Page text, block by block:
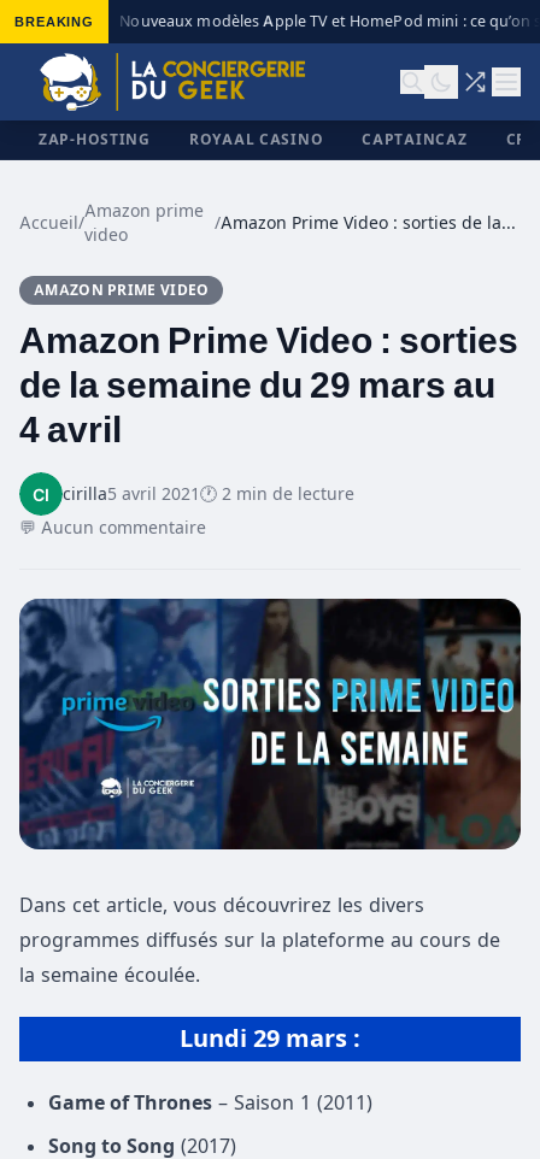
BREAKING Nouveaux modèles Apple TV et HomePod mini : ce qu’on
ZAP-HOSTING ROYAAL CASINO CAPTAINCAZ
Accueil/
Amazon prime
video
/ Amazon Prime Video : sorties de la semaine du 29 mars au 4 avril
AMAZON PRIME VIDEO
Amazon Prime Video : sorties
de la semaine du 29 mars au
4 avril
cirilla5 avril 2021🕐 2 min de lecture
💬 Aucun commentaire
Dans cet article, vous découvrirez les divers
programmes diffusés sur la plateforme au cours de
la semaine écoulée.
Lundi 29 mars :
Game of Thrones – Saison 1 (2011)
Song to Song (2017)